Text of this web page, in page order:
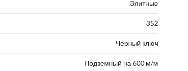
Элитные
352
Черный ключ
Подземный на 600 м/м